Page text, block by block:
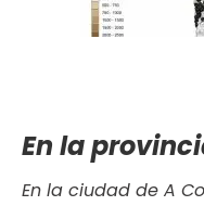
En la
En la ciudad de A